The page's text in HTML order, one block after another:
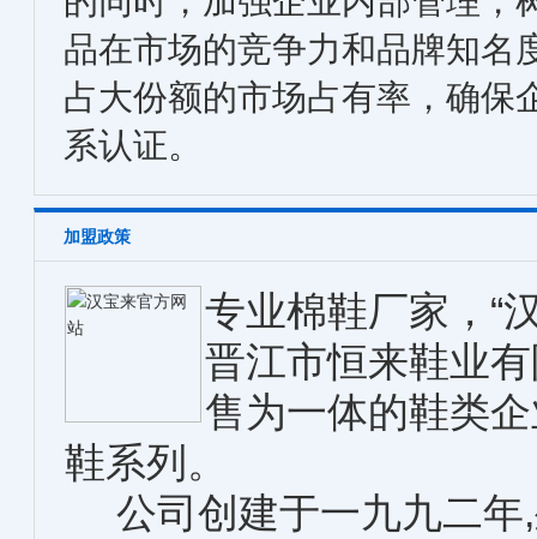
品在市场的竞争力和品牌知名
占大份额的市场占有率，确保
系认证。
加盟政策
专业棉鞋厂家，“
晋江市恒来鞋业
售为一体的鞋类
鞋系列。
公司创建于一九九二年